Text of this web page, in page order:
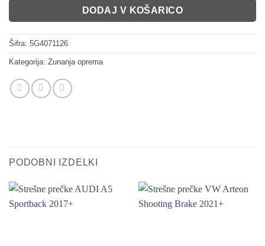
DODAJ V KOŠARICO
Šifra: 5G4071126
Kategorija: Zunanja oprema
PODOBNI IZDELKI